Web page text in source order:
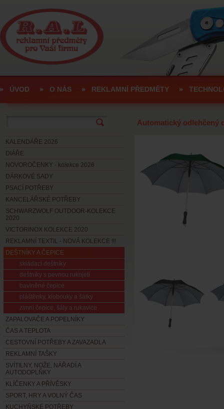
ÚVOD O NÁS REKLAMNÍ PŘEDMĚTY
KALENDÁŘE 2026
DIÁŘE
NOVOROČENKY - kolekce 2026
DÁRKOVÉ SADY
PSACÍ POTŘEBY
KANCELÁŘSKÉ POTŘEBY
SCHWARZWOLF OUTDOOR-KOLEKCE
2020
VICTORINOX KOLEKCE 2020
REKLAMNÍ TEXTIL - NOVÁ KOLEKCE !!!
DEŠTNÍKY A ČEPICE
skládací deštníky
deštníky s pevnou rukojetí
bavlněné čepice
pláštěnky, klobouky a šátky
zimní čepice, šály a rukavice
ZAPALOVAČE A POPELNÍKY
ČAS A TEPLOTA
CESTOVNÍ POTŘEBY A ZAVAZADLA
REKLAMNÍ TAŠKY
SVÍTILNY, NOŽE, NÁŘADÍ A
AUTODOPLŇKY
KLÍČENKY A PŘÍVĚSKY
SPORT, HRY A VOLNÝ ČAS
KUCHYŇSKÉ POTŘEBY
Automatický odlehčený